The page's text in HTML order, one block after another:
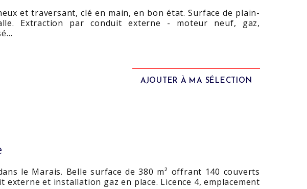
et traversant, clé en main, en bon état. Surface de plain-
Extraction par conduit externe - moteur neuf, gaz,
AJOUTER À MA SÉLECTION
le Marais. Belle surface de 380 m² offrant 140 couverts
et installation gaz en place. Licence 4, emplacement